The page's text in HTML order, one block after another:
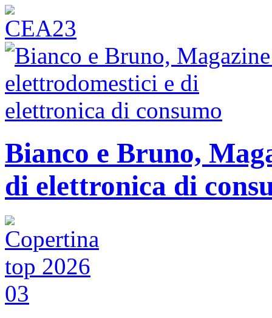
Bianco e Bruno,
di elettronica di